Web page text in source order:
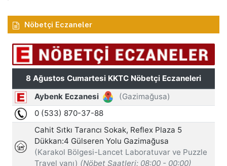
Nöbetçi Eczaneler